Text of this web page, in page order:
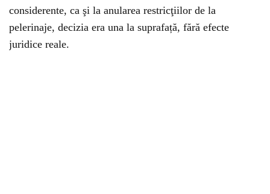
considerente, ca şi la anularea restricţiilor de la
pelerinaje, decizia era una la suprafață, fără efecte
juridice reale.